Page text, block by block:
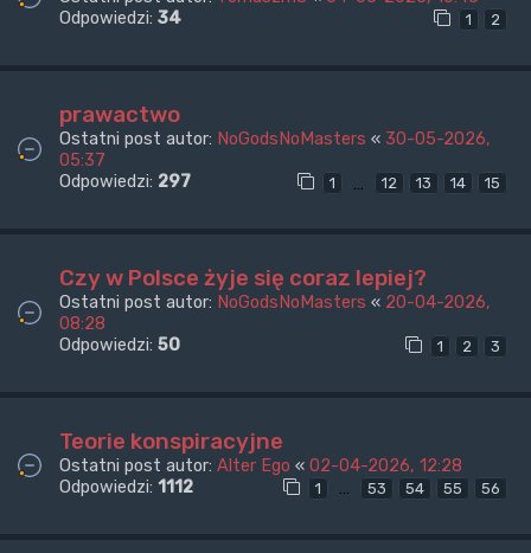
Odpowiedzi: 34 1 2
prawactwo
Ostatni post autor: NoGodsNoMasters « 30-05-2026,
05:37
Odpowiedzi: 297 1 12 13 14 15
Czy w Polsce żyje się coraz lepiej?
Ostatni post autor: NoGodsNoMasters « 20-04-2026,
08:28
Odpowiedzi: 50 1 2 3
Teorie konspiracyjne
Ostatni post autor: Alter Ego « 02-04-2026, 12:28
Odpowiedzi: 1112 1 … 53 54 55 56